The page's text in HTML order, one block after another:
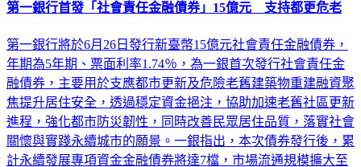
第一銀行首發「社會責任金融債券」15億元 支持都更危老
第一銀行將於6月26日發行新臺幣15億元社會責任金融債券，
年期為5年期、票面利率1.74％，為一銀首次發行社會責任金
融債券，主要用於支應都市更新及危險老舊建築物重建融資聚
焦提升居住安全，透過穩定資金挹注，協助加速老舊社區更新
進程，強化都市防災韌性，同時改善民眾居住品質，落實社會
關懷與實踐永續城市的願景。一銀指出，本次債券發行後，累
計永續發展專項資金金融債券將達7檔，市場流通規模擴大至